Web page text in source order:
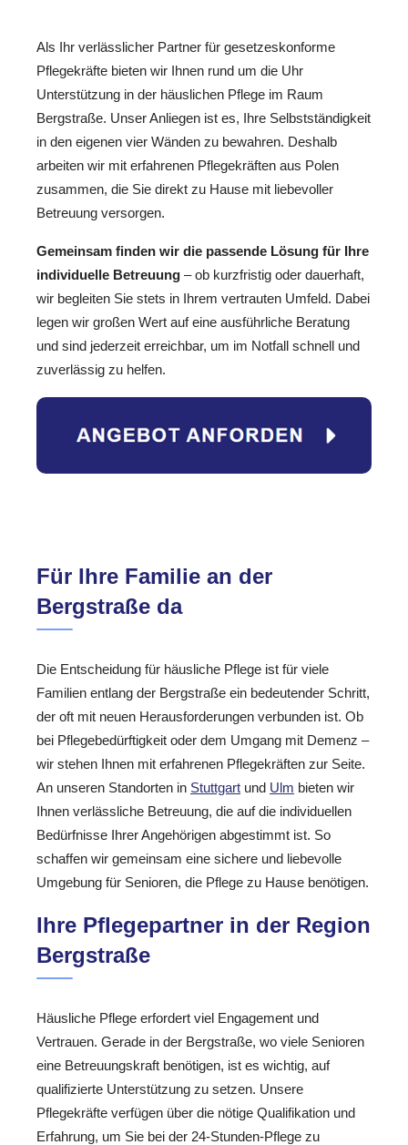
Als Ihr verlässlicher Partner für gesetzeskonforme
Pflegekräfte bieten wir Ihnen rund um die Uhr
Unterstützung in der häuslichen Pflege im Raum
Bergstraße. Unser Anliegen ist es, Ihre Selbstständigkeit
in den eigenen vier Wänden zu bewahren. Deshalb
arbeiten wir mit erfahrenen Pflegekräften aus Polen
zusammen, die Sie direkt zu Hause mit liebevoller
Betreuung versorgen.
Gemeinsam finden wir die passende Lösung für Ihre
individuelle Betreuung – ob kurzfristig oder dauerhaft,
wir begleiten Sie stets in Ihrem vertrauten Umfeld. Dabei
legen wir großen Wert auf eine ausführliche Beratung
und sind jederzeit erreichbar, um im Notfall schnell und
zuverlässig zu helfen.
Für Ihre Familie an der
Bergstraße da
Die Entscheidung für häusliche Pflege ist für viele
Familien entlang der Bergstraße ein bedeutender Schritt,
der oft mit neuen Herausforderungen verbunden ist. Ob
bei Pflegebedürftigkeit oder dem Umgang mit Demenz –
wir stehen Ihnen mit erfahrenen Pflegekräften zur Seite.
An unseren Standorten in Stuttgart und Ulm bieten wir
Ihnen verlässliche Betreuung, die auf die individuellen
Bedürfnisse Ihrer Angehörigen abgestimmt ist. So
schaffen wir gemeinsam eine sichere und liebevolle
Umgebung für Senioren, die Pflege zu Hause benötigen.
Ihre Pflegepartner in der Region
Bergstraße
Häusliche Pflege erfordert viel Engagement und
Vertrauen. Gerade in der Bergstraße, wo viele Senioren
eine Betreuungskraft benötigen, ist es wichtig, auf
qualifizierte Unterstützung zu setzen. Unsere
Pflegekräfte verfügen über die nötige Qualifikation und
Erfahrung, um Sie bei der 24-Stunden-Pflege zu